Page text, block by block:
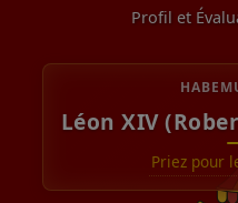
Profil et
Léon XIV
Priez pour